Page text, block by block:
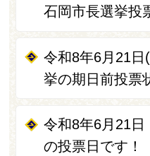
石岡市長選挙投
令和8年6月21
挙の期日前投票
令和8年6月21
の投票日です！